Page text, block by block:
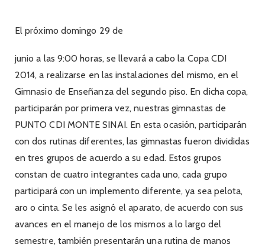
El próximo domingo 29 de
junio a las 9:00 horas, se llevará a cabo la Copa CDI
2014,a realizarse en las instalaciones del mismo, en el
Gimnasio de Enseñanza del segundo piso. En dicha copa,
participarán por primera vez, nuestras gimnastas de
PUNTO CDI MONTE SINAI. En esta ocasión, participarán
con dos rutinas diferentes, las gimnastas fueron divididas
en tres grupos de acuerdo a su edad. Estos grupos
constan de cuatro integrantes cada uno, cada grupo
participará con un implemento diferente, ya sea pelota,
aro o cinta. Se les asignó el aparato, de acuerdo con sus
avances en el manejo de los mismos a lo largo del
semestre, también presentarán una rutina de manos